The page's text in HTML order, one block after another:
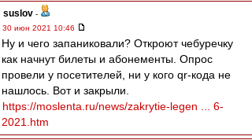
suslov -
30 июн 2021 10:46
Ну и чего запаниковали? Откроют чебуречку
как начнут билеты и абонементы. Опрос
провели у посетителей, ни у кого qr-кода не
нашлось. Вот и закрыли.
https://moslenta.ru/news/zakrytie-legen ... 6-
2021.htm